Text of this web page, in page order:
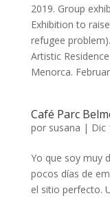
2019. Group
Exhibition to
refugee
Artistic
Menorca.
Café Parc
por susana | Dic
Yo que soy muy
pocos días de
el sitio perfecto.